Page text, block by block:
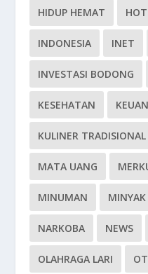
HIDUP HEMAT HOT
INDONESIA INET
INVESTASI BODONG
KESEHATAN
KULINER TRADISIONAL
MATA UANG
MINUMAN MINYAK
NARKOBA NEWS
OLAHRAGA LARI